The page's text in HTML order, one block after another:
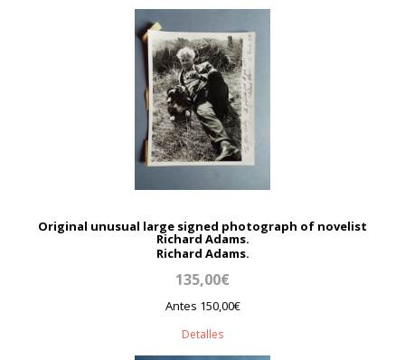
Original unusual large signed photograph of novelist
Richard Adams.
Richard Adams.
135,00€
Antes 150,00€
Detalles